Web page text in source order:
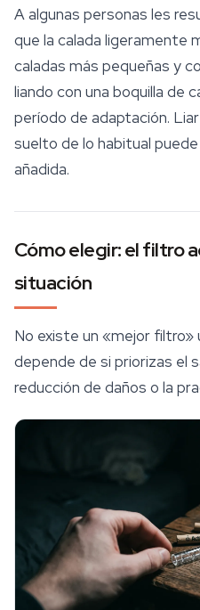
A algunas personas les
que la calada ligeramente
caladas más pequeñas y
liando con una boquilla de
período de adaptación.
suelto de lo habitual
añadida.
Cómo elegir: el filtro
situación
No existe un «mejor filtro»
depende de si priorizas el
reducción de daños o la